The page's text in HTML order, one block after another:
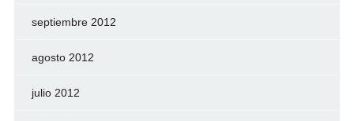
septiembre 2012
agosto 2012
julio 2012